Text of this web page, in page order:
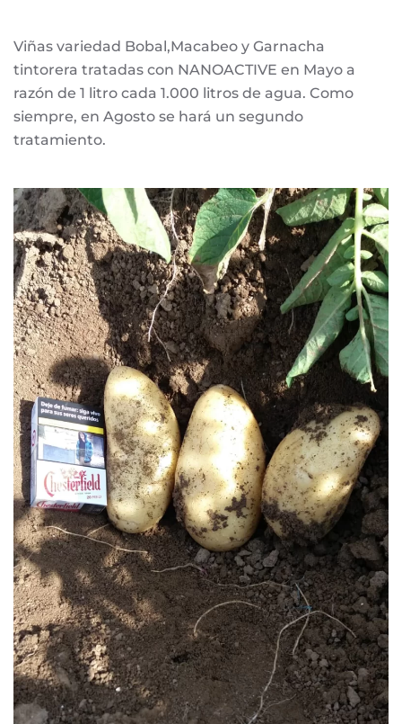
Viñas variedad Bobal,Macabeo y Garnacha
tintorera tratadas con NANOACTIVE en Mayo a
razón de 1 litro cada 1.000 litros de agua. Como
siempre, en Agosto se hará un segundo
tratamiento.